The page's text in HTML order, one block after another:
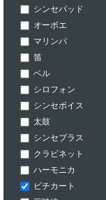
シンセパッド
オーボエ
マリンバ
笛
ベル
シロフォン
シンセボイス
太鼓
シンセブラス
クラビネット
ハーモニカ
ピチカート